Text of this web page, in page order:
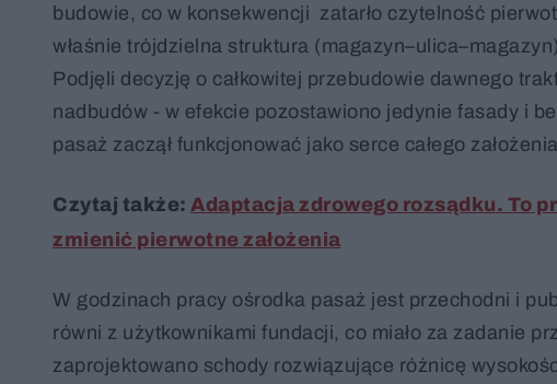
budowie, co w konsekwencji zatarło czytelność
właśnie trójdzielna struktura
Podjęli decyzję o całkowitej przebudowie dawnego
nadbudów - w efekcie pozostawiono jedynie fasady i
pasaż zaczął funkcjonować jako serce całego
Czytaj także: Adaptacja zdrowego rozsądku. To
zmienić pierwotne założenia
W godzinach pracy ośrodka pasaż jest przechodni i
równi z użytkownikami fundacji, co miało za zadanie
zaprojektowano schody rozwiązujące różnicę